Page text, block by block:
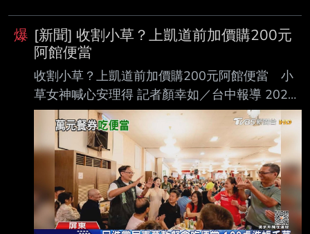
爆 [新聞] 收割小草？上凱道前加價購200元
阿館便當
收割小草？上凱道前加價購200元阿館便當 小
草女神喊心安理得 記者顏幸如／台中報導 2026
年3月28日週六上午11:45 [NOWNEWS今日新
聞] 台灣民眾黨創黨主席柯文哲涉入京華城案與
政治獻金案，一審遭判17 年、褫奪公權6年，主
席黃國昌呼籲小草29日「上凱道，討公道」。但
台中地區傳出，民 眾不滿從台南出發要自費500
元車資，從台中也一樣是500元，還要加價購
200元「阿館便 當」，根本是把小草當提款機。